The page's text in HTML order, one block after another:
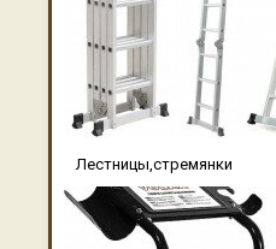
Лестницы,стремянки